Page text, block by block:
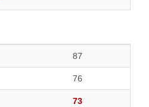
87
76
73